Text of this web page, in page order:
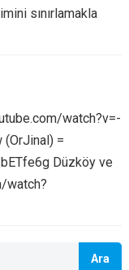
sınırlamakla
watch?v=-
(OrJinal) =
Düzköy ve
watch?